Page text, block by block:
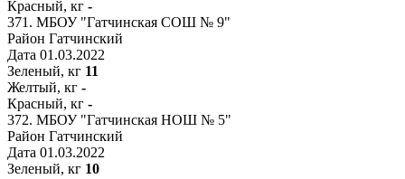
Красный, кг -
371. МБОУ "Гатчинская СОШ № 9"
Район Гатчинский
Дата 01.03.2022
Зеленый, кг 11
Желтый, кг -
Красный, кг -
372. МБОУ "Гатчинская НОШ № 5"
Район Гатчинский
Дата 01.03.2022
Зеленый, кг 10